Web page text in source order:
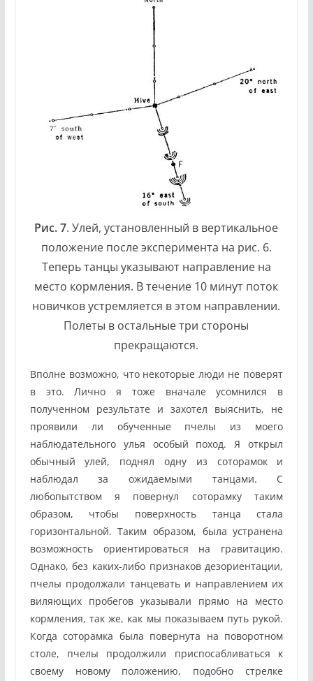
Рис. 7. Улей, установленный в вертикальное
положение после эксперимента на рис. 6.
Теперь танцы указывают направление на
место кормления. В течение 10 минут поток
новичков устремляется в этом направлении.
Полеты в остальные три стороны
прекращаются.
Вполне возможно, что некоторые люди не поверят
в это. Лично я тоже вначале усомнился в
полученном результате и захотел выяснить, не
проявили ли обученные пчелы из моего
наблюдательного улья особый поход. Я открыл
обычный улей, поднял одну из соторамок и
наблюдал за ожидаемыми танцами. С
любопытством я повернул соторамку таким
образом, чтобы поверхность танца стала
горизонтальной. Таким образом, была устранена
возможность ориентироваться на гравитацию.
Однако, без каких-либо признаков дезориентации,
пчелы продолжали танцевать и направлением их
виляющих пробегов указывали прямо на место
кормления, так же, как мы показываем путь рукой.
Когда соторамка была повернута на поворотном
столе, пчелы продолжили приспосабливаться к
своему новому положению, подобно стрелке